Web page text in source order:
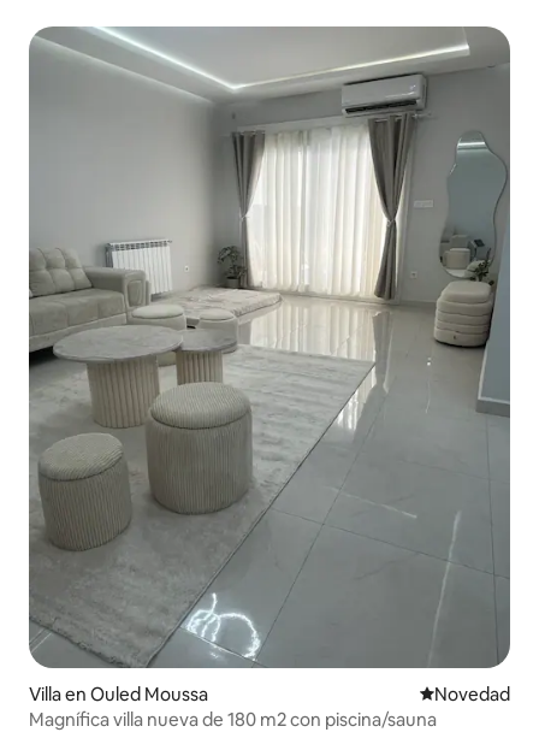
Villa en Ouled Moussa Lugar para
Novedad
Magnífica villa nueva de 180 m2 con piscina/sauna